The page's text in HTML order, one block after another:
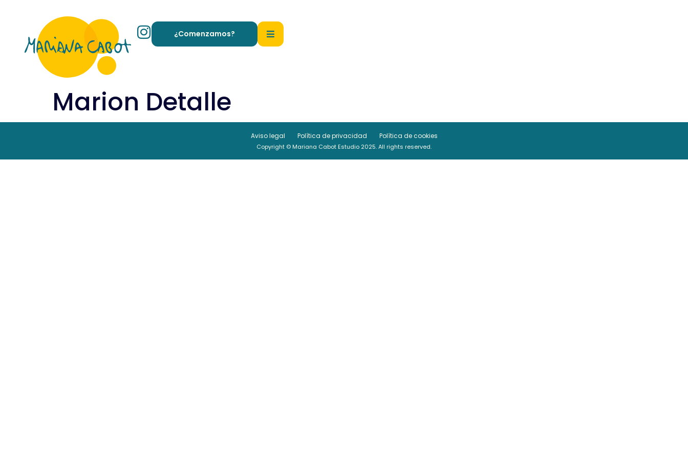
¿Comenzamos?
Marion Detalle
Aviso legal Política de privacidad Política de cookies
Copyright © Mariana Cabot Estudio 2025. All rights reserved.